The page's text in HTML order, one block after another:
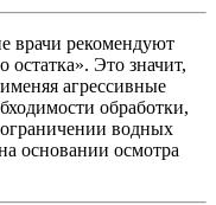
врачи рекомендуют
остатка». Это значит,
агрессивные
обработки,
водных
основании осмотра